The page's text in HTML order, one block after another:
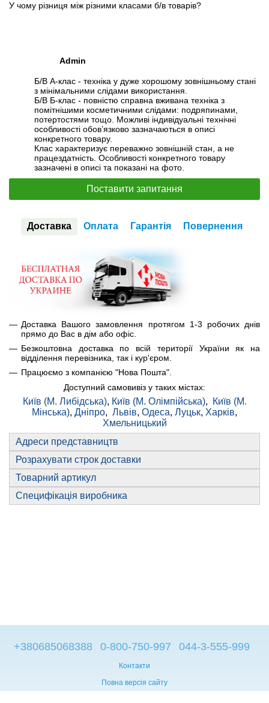
У чому різниця між різними класами б/в товарів?
Admin
Б/В А-клас - техніка у дуже хорошому зовнішньому стані
з мінімальними слідами використання.
Б/В Б-клас - повністю справна вживана техніка з
помітнішими косметичними слідами: подряпинами,
потертостями тощо. Можливі індивідуальні технічні
особливості обов’язково зазначаються в описі
конкретного товару.
Клас характеризує переважно зовнішній стан, а не
працездатність. Особливості конкретного товару
зазначені в описі та показані на фото.
Поставити запитання
Доставка Оплата Гарантія Повернення
Доставка Вашого замовлення протягом 1-3 робочих днів
прямо до Вас в дім або офіс.
Безкоштовна доставка по всій території України як на
відділення перевізника, так і кур'єром.
Працюємо з компанією "Нова Пошта".
Доступний самовивіз у таких містах:
Київ (М. Либідська), Київ (М. Олімпійська),
Київ (М.
Мінська), Дніпро, Львів, Одеса, Луцьк, Харків,
Хмельницький
Адреси представництв
Розрахувати строк доставки
Товарний артикул
Специфікація виробника
+380685068388 0-800-750-997 044-3-555-999
Контакти
Повна версія сайту